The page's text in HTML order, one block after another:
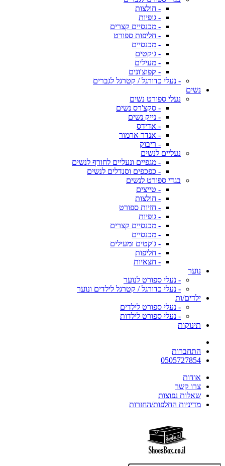
- חולצות
- גופיות
- מכנסיים קצרים
- חליפות ספורט
- מכנסיים
- ג׳קטים
- מעילים
- קפוצ'ונים
- נעלי כדורגל / קטרגל לגברים
נשים
נעלי ספורט נשים
- סקצ'רס נשים
- נייק נשים
- אדידס
- אנדר ארמור
- ריבוק
נעליים לנשים
- מגפיים ונעליים לחורף לנשים
- כפכפים וסנדלים לנשים
בגדי ספורט לנשים
- טייצים
- חולצות
- חזיות ספורט
- גופיות
- מכנסיים קצרים
- מכנסיים
- ג'קטים ומעילים
- חליפות
- חצאיות
נוער
- נעלי ספורט לנוער
- נעלי כדורגל / קטרגל לילדים ונוער
ילדים/ות
- נעלי ספורט לילדים
- נעלי ספורט לילדות
תינוקות
התחברות
0505727854
אודות
צרו קשר
שאלות נפוצות
מדיניות החלפות/החזרות